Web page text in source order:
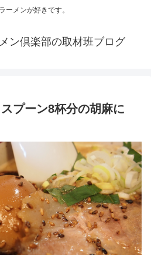
ーメンが好きです。
ン倶楽部の取材班ブログ
プーン8杯分の胡麻に